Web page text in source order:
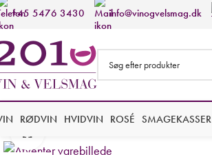
+45 5476 3430 info@vinogvelsmag.dk
RØDVIN HVIDVIN ROSÉ SMAGEKASSER